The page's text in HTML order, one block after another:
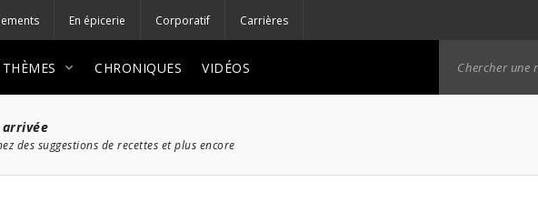
En épicerie Corporatif Carrières
THÈMES CHRONIQUES VIDÉOS
arrivée
des suggestions de recettes et plus encore